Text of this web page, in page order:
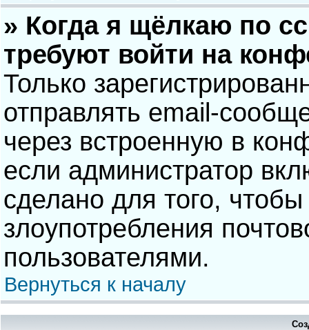
» Когда я щёлкаю по
требуют войти на
Только
отправлять email-
через встроенную в
если администратор
сделано для того, чтобы
злоупотребления
пользователями.
Вернуться к началу